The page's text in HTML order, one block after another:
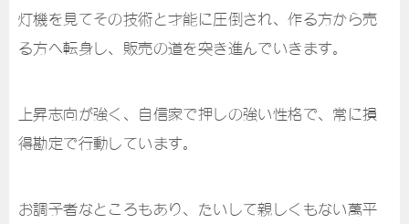
灯機を見てその技術と才能に圧倒され、作る方から売
る方へ転身し、販売の道を突き進んでいきます。
上昇志向が強く、自信家で押しの強い性格で、常に損
得勘定で行動しています。
お調子者なところもあり、たいして親しくもない萬平